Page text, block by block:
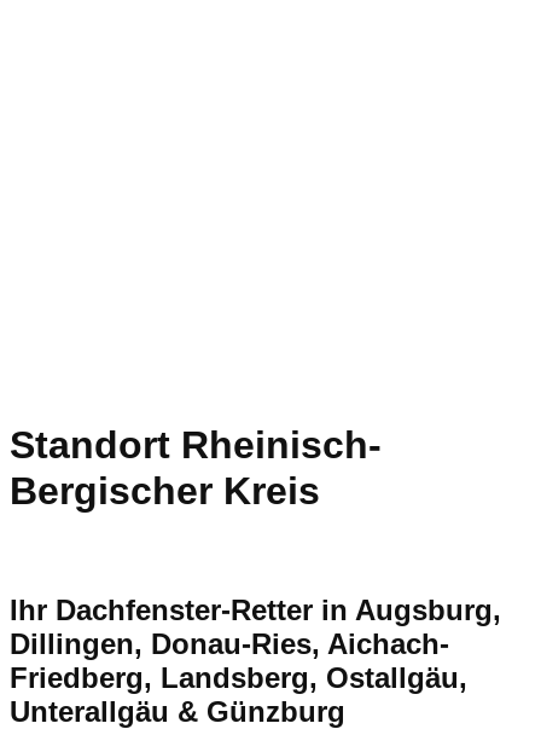
Standort Rheinisch-
Bergischer Kreis
Ihr Dachfenster-Retter in Augsburg,
Dillingen, Donau-Ries, Aichach-
Friedberg, Landsberg, Ostallgäu,
Unterallgäu & Günzburg